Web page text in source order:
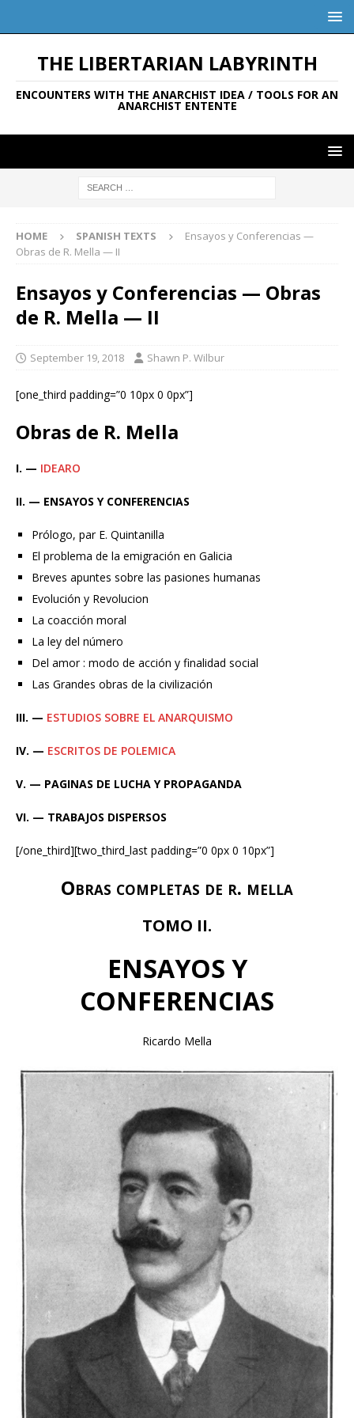
THE LIBERTARIAN LABYRINTH
ENCOUNTERS WITH THE ANARCHIST IDEA / TOOLS FOR AN
ANARCHIST ENTENTE
HOME SPANISH TEXTS
Ensayos y Conferencias —
Obras de R. Mella — II
Ensayos y Conferencias — Obras
de R. Mella — II
September 19, 2018 Shawn P. Wilbur
[one_third padding=”0 10px 0 0px”]
Obras de R. Mella
I. — IDEARO
II. — ENSAYOS Y CONFERENCIAS
Prólogo, par E. Quintanilla
El problema de la emigración en Galicia
Breves apuntes sobre las pasiones humanas
Evolución y Revolucion
La coacción moral
La ley del número
Del amor : modo de acción y finalidad social
Las Grandes obras de la civilización
III. — ESTUDIOS SOBRE EL ANARQUISMO
IV. — ESCRITOS DE POLEMICA
V. — PAGINAS DE LUCHA Y PROPAGANDA
VI. — TRABAJOS DISPERSOS
[/one_third][two_third_last padding=”0 0px 0 10px”]
Obras completas de r. mella
TOMO II.
ENSAYOS Y
CONFERENCIAS
Ricardo Mella